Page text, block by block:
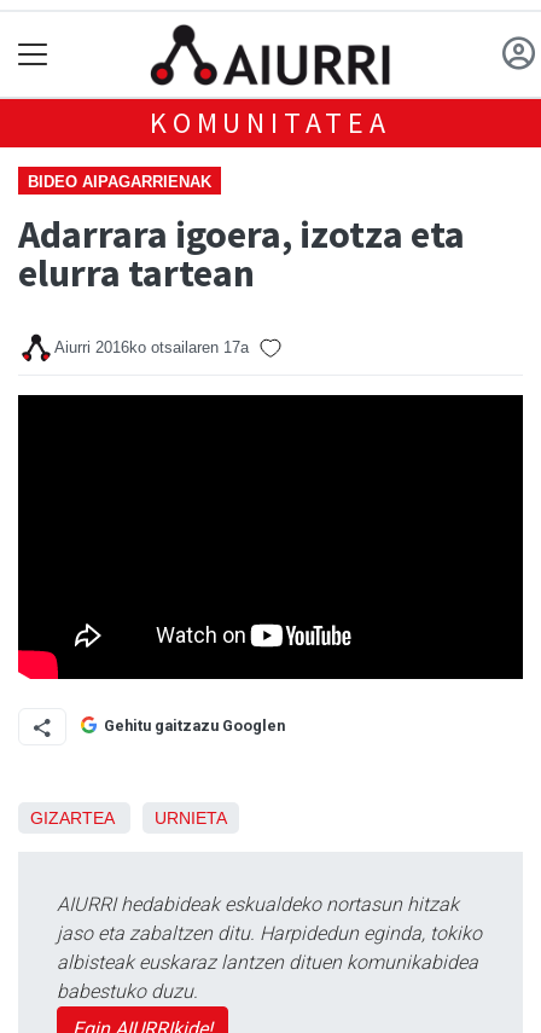
KOMUNITATEA
BIDEO AIPAGARRIENAK
Adarrara igoera, izotza eta
elurra tartean
Aiurri 2016ko otsailaren 17a
Gehitu gaitzazu Googlen
GIZARTEA URNIETA
AIURRI hedabideak eskualdeko nortasun hitzak
jaso eta zabaltzen ditu. Harpidedun eginda, tokiko
albisteak euskaraz lantzen dituen komunikabidea
babestuko duzu.